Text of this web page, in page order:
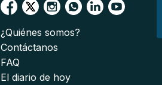
¿Quiénes somos?
Contáctanos
FAQ
El diario de hoy